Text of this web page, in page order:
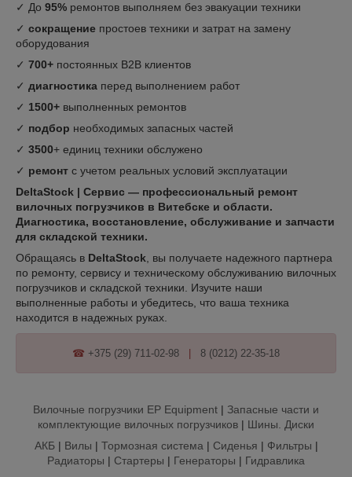
✓ До 95% ремонтов выполняем без эвакуации техники
✓ сокращение простоев техники и затрат на замену
оборудования
✓ 700+ постоянных B2B клиентов
✓ диагностика перед выполнением работ
✓ 1500+ выполненных ремонтов
✓ подбор необходимых запасных частей
✓ 3500+ единиц техники обслужено
✓ ремонт с учетом реальных условий эксплуатации
DeltaStock | Сервис — профессиональный ремонт
вилочных погрузчиков в Витебске и области.
Диагностика, восстановление, обслуживание и запчасти
для складской техники.
Обращаясь в DeltaStock, вы получаете надежного партнера
по ремонту, сервису и техническому обслуживанию вилочных
погрузчиков и складской техники. Изучите наши
выполненные работы и убедитесь, что ваша техника
находится в надежных руках.
☎ +375 (29) 711-02-98 8 (0212) 22-35-18
Вилочные погрузчики EP Equipment | Запасные части и
комплектующие вилочных погрузчиков | Шины. Диски
АКБ| Вилы | Тормозная система| Сиденья | Фильтры |
Радиаторы | Стартеры | Генераторы | Гидравлика